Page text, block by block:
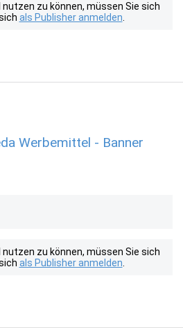
zu können, müssen Sie sich
als Publisher anmelden
Werbemittel - Banner
zu können, müssen Sie sich
als Publisher anmelden